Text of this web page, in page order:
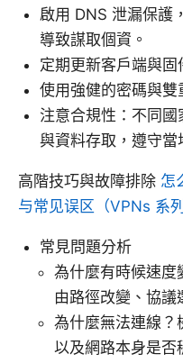
啟用 DNS 泄漏保護
導致謀取個資。
定期更新客戶端與固
使用強健的密碼與雙
注意合規性：不同
與資料存取，遵守當
高階技巧與故障排除 怎
与常见误区（VPNs 系列
常見問題分析
為什麼有時候速度
由路徑改變、協議
為什麼無法連線？
以及網路本身是否